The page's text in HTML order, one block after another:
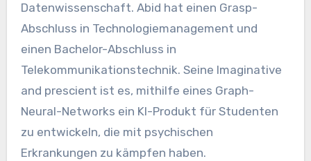
Datenwissenschaft. Abid hat einen Grasp-
Abschluss in Technologiemanagement und
einen Bachelor-Abschluss in
Telekommunikationstechnik. Seine Imaginative
and prescient ist es, mithilfe eines Graph-
Neural-Networks ein KI-Produkt für Studenten
zu entwickeln, die mit psychischen
Erkrankungen zu kämpfen haben.